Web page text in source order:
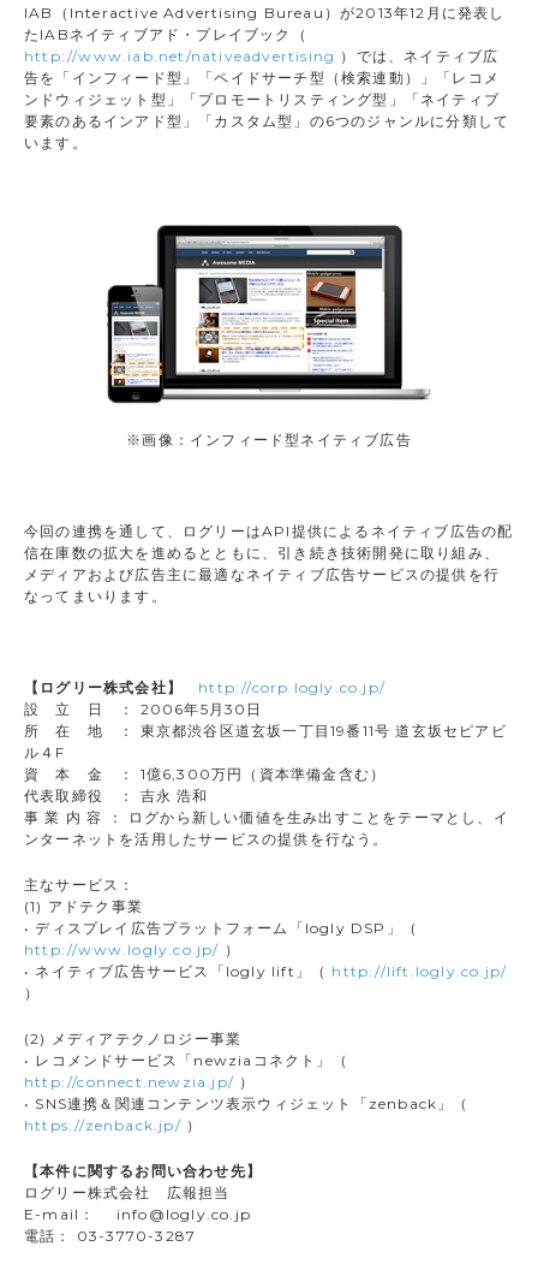
IAB（Interactive Advertising Bureau）が2013年12月に発表し
たIABネイティブアド・プレイブック（
http://www.iab.net/nativeadvertising ）では、ネイティブ広
告を「インフィード型」「ペイドサーチ型（検索連動）」「レコメ
ンドウィジェット型」「プロモートリスティング型」「ネイティブ
要素のあるインアド型」「カスタム型」の6つのジャンルに分類して
います。
※画像：インフィード型ネイティブ広告
今回の連携を通して、ログリーはAPI提供によるネイティブ広告の配
信在庫数の拡大を進めるとともに、引き続き技術開発に取り組み、
メディアおよび広告主に最適なネイティブ広告サービスの提供を行
なってまいります。
【ログリー株式会社】
http://corp.logly.co.jp/
設 立 日 ： 2006年5月30日
所 在 地 ： 東京都渋谷区道玄坂一丁目19番11号 道玄坂セピアビ
ル４F
資 本 金 ： 1億6,300万円（資本準備金含む）
代表取締役 ： 吉永 浩和
事 業 内 容 ： ログから新しい価値を生み出すことをテーマとし、イ
ンターネットを活用したサービスの提供を行なう。
主なサービス：
(1) アドテク事業
• ディスプレイ広告プラットフォーム「logly DSP」（
http://www.logly.co.jp/ ）
• ネイティブ広告サービス「logly lift」（ http://lift.logly.co.jp/
）
(2) メディアテクノロジー事業
• レコメンドサービス「newziaコネクト」（
http://connect.newzia.jp/ ）
• SNS連携＆関連コンテンツ表示ウィジェット「zenback」（
https://zenback.jp/）
【本件に関するお問い合わせ先】
ログリー株式会社 広報担当
E-mail： info@logly.co.jp
電話： 03-3770-3287